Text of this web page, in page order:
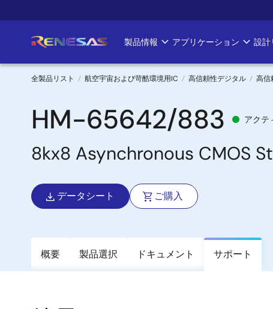
イ
ン
Main
navigation
製品情報 アプリケーション 設計
パ
ン
く
ず
全製品リスト 航空宇宙および苛酷環境用IC 高信頼性デジタル 高信
HM-65642/883 アクテ
8kx8 Asynchronous CMOS
データシート ご購入
概要 製品選択 ドキュメント サポート